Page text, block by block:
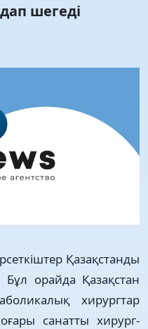
шегеді
Қазақстанды
Бұл орайда Қазақстан
хирургтар
санат­ты хирург-